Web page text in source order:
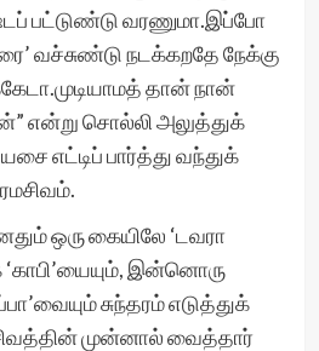
பட்டுண்டு வரணுமா.இப்போ
வச்சுண்டு நடக்கறதே நேக்கு
தான் நான்
என்று சொல்லி அலுத்துக்
எட்டிப் பார்த்து வந்துக்
ஒரு கையிலே ‘டவரா
இன்னொரு
சுந்தரம் எடுத்துக்
முன்னால் வைத்தார்